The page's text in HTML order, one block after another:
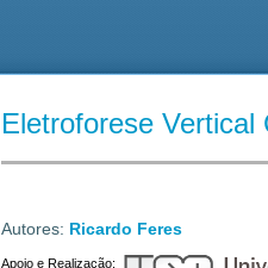
Eletroforese Vertical
Autores: Ricardo Feres
Apoio e Realização: